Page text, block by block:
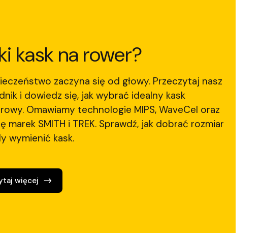
kask na rower?
zaczyna się od głowy. Przeczytaj nasz
i dowiedz się, jak wybrać idealny kask
Omawiamy technologie MIPS, WaveCel oraz
marek SMITH i TREK. Sprawdź, jak dobrać rozmiar
wymienić kask.
więcej